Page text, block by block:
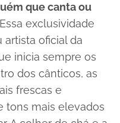
que canta ou
Essa exclusividade
oficial da
inicia sempre os
dos cânticos, as
frescas e
tons mais elevados